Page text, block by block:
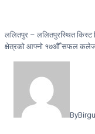
ललितपुर – ललितपुरस्थित किस्ट
क्षेत्रको आफ्नो १७औँ सफल कलेजो
By